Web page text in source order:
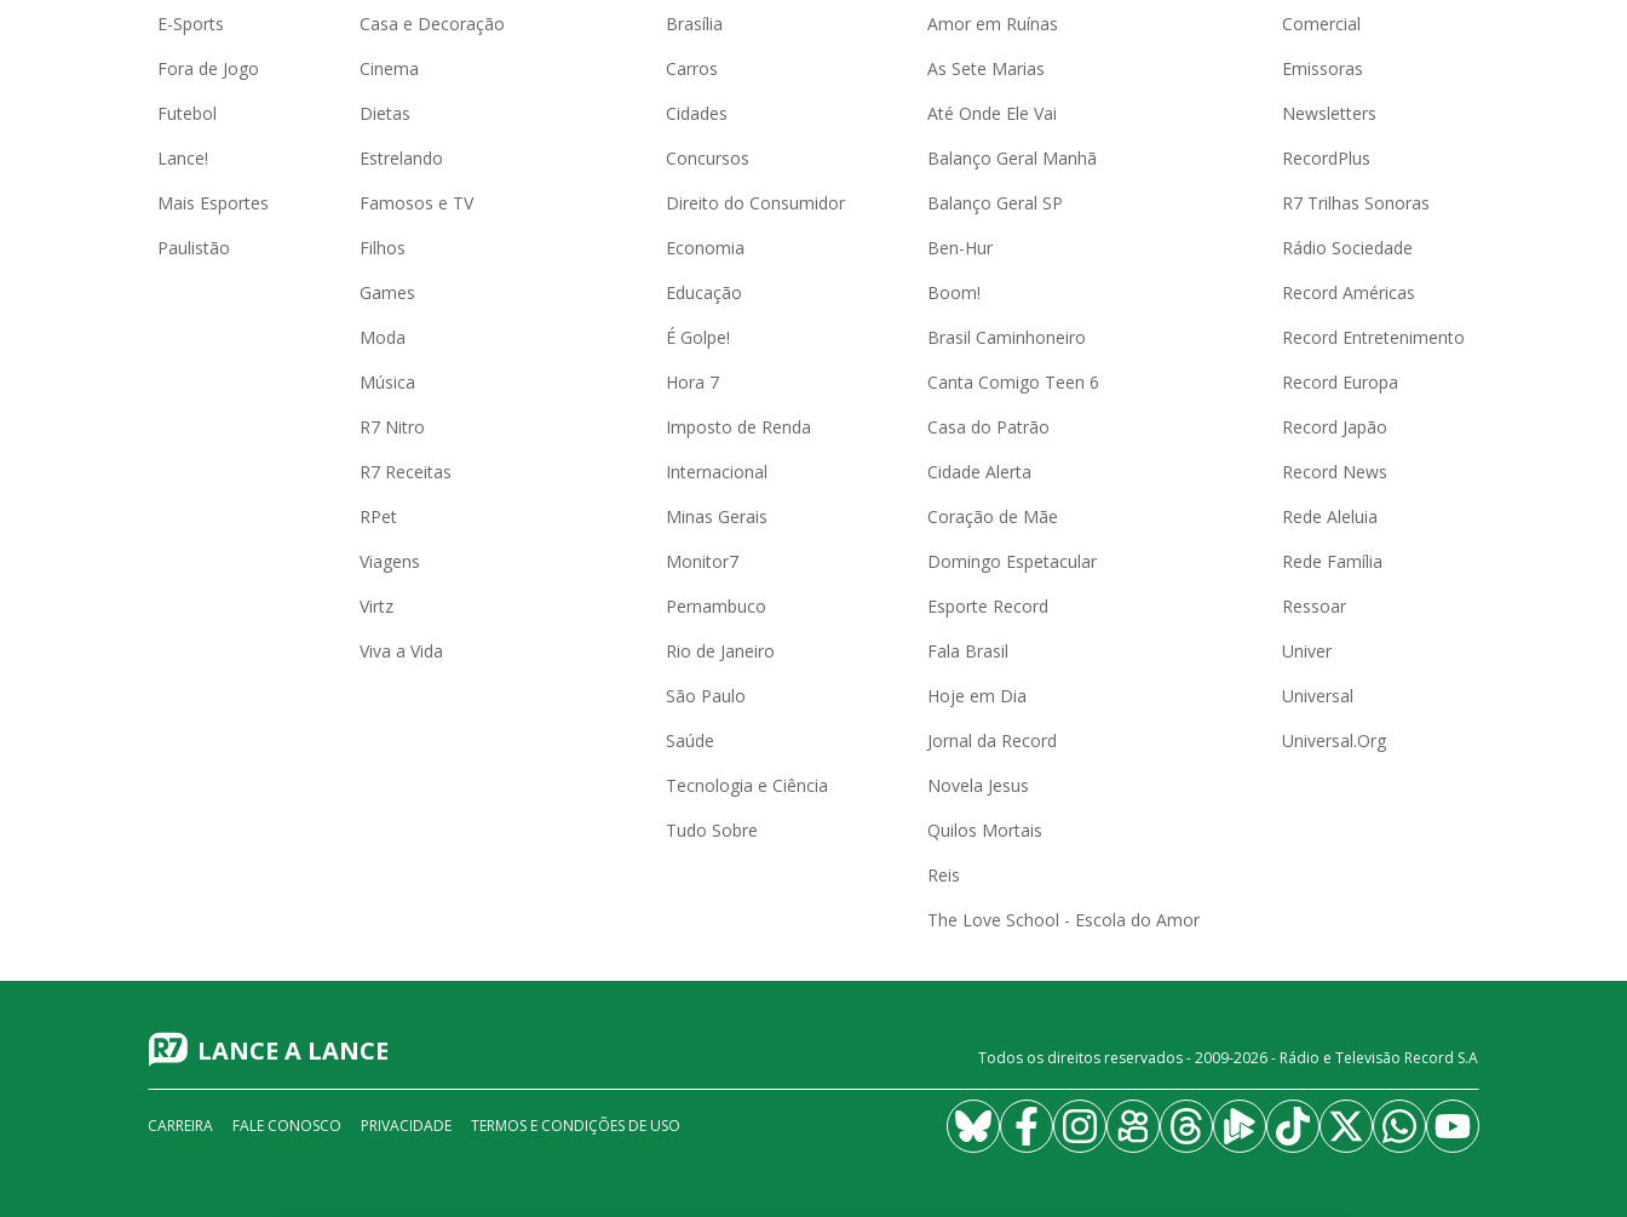
E-Sports
Fora de Jogo
Futebol
Lance!
Mais Esportes
Paulistão
Casa e Decoração
Cinema
Dietas
Estrelando
Famosos e TV
Filhos
Games
Moda
Música
R7 Nitro
R7 Receitas
RPet
Viagens
Virtz
Viva a Vida
Brasília
Carros
Cidades
Concursos
Direito do Consumidor
Economia
Educação
É Golpe!
Hora 7
Imposto de Renda
Internacional
Minas Gerais
Monitor7
Pernambuco
Rio de Janeiro
São Paulo
Saúde
Tecnologia e Ciência
Tudo Sobre
Amor em Ruínas
As Sete Marias
Até Onde Ele Vai
Balanço Geral Manhã
Balanço Geral SP
Ben-Hur
Boom!
Brasil Caminhoneiro
Canta Comigo Teen 6
Casa do Patrão
Cidade Alerta
Coração de Mãe
Domingo Espetacular
Esporte Record
Fala Brasil
Hoje em Dia
Jornal da Record
Novela Jesus
Quilos Mortais
Reis
The Love School - Escola do Amor
Comercial
Emissoras
Newsletters
RecordPlus
R7 Trilhas Sonoras
Rádio Sociedade
Record Américas
Record Entretenimento
Record Europa
Record Japão
Record News
Rede Aleluia
Rede Família
Ressoar
Univer
Universal
Universal.Org
LANCE A LANCE Todos os direitos reservados - 2009-2026- Rádio e Televisão Record S.A
CARREIRA FALE CONOSCO PRIVACIDADE TERMOS E CONDIÇÕES DE USO